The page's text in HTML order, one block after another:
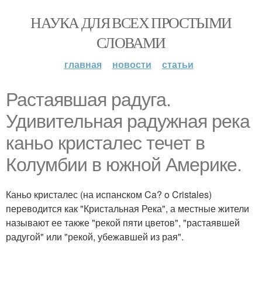
НАУКА ДЛЯ ВСЕХ ПРОСТЫМИ
СЛОВАМИ
главная новости статьи
Растаявшая радуга.
Удивительная радужная река
каньо кристалес течет в
Колумбии в южной Америке.
Каньо кристалес (на испанском Ca? o Cristales)
переводится как "Кристальная Река", а местные жители
называют ее также "рекой пяти цветов", "растаявшей
радугой" или "рекой, убежавшей из рая".